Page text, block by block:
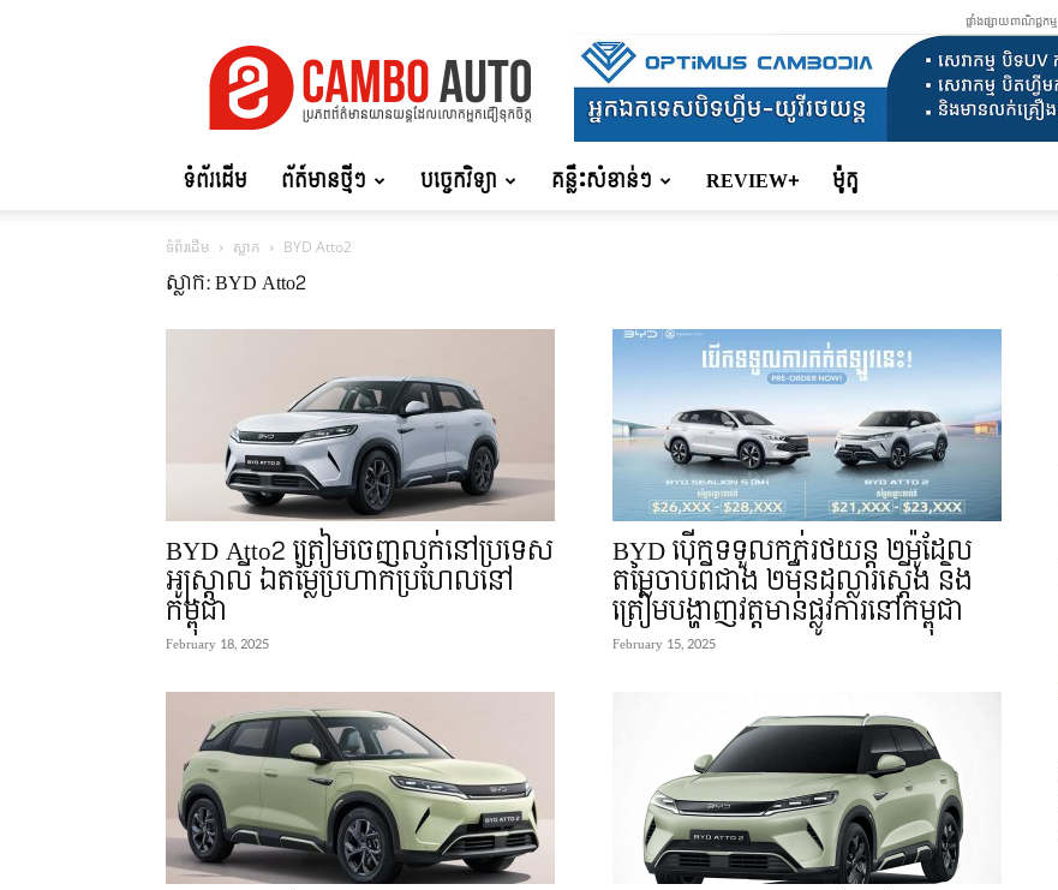
Auto
ផ្ទាំងផ្សាយពាណិជ្ជកម្ម
ទំព័រដើម ព័ត៍មានថ្មីៗ បច្ចេកវិទ្យា គន្លឹះសំខាន់ៗ REVIEW+ ម៉ូតូ
ទំព័រដើម ស្លាក BYD Atto2
ស្លាក: BYD Atto2
BYD Atto2 ត្រៀមចេញលក់នៅប្រទេស
អូស្រ្តាលី ឯតម្លៃប្រហាក់ប្រហែលនៅ
កម្ពុជា
February 18, 2025
BYD បើកទទួលកក់រថយន្ត ២ម៉ូដែល
តម្លៃចាប់ពីជាង ២ម៉ឺនដុល្លារស្តើង និង
ត្រៀមបង្ហាញវត្តមានផ្លូវការនៅកម្ពុជា
February 15, 2025